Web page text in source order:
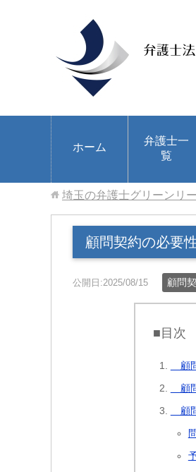
ホーム
弁護士一
覧
埼玉の弁護士グリーンリ
顧問契約の必要
公開日:2025/08/15 顧問
■目次
顧
顧
顧